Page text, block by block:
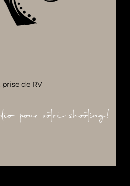
de RV
pour votre shooting!